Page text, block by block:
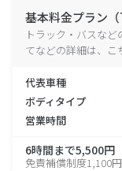
基本料金プラン（
トラック・バスな
てなどの詳細は、こ
代表車種
ボディタイプ
営業時間
6時間まで5,500円
免責補償制度1,100円